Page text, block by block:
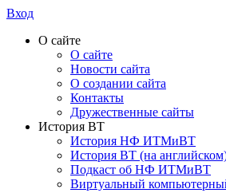
Вход
О сайте
О сайте
Новости сайта
О создании сайта
Контакты
Дружественные сайты
История ВТ
История НФ ИТМиВТ
История ВТ (на
Подкаст об НФ ИТМиВТ
Виртуальный